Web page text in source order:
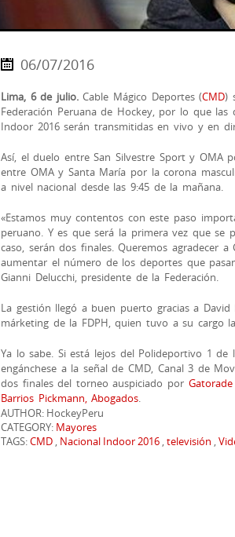
06/07/2016
Lima, 6 de julio.Cable Mágico Deportes (CMD)
Federación Peruana de Hockey, por lo que las
Indoor 2016 serán transmitidas en vivo y en
Así, el duelo entre San Silvestre Sport y OMA
entre OMA y Santa María por la corona
a nivel nacional desde las 9:45 de la mañana.
«Estamos muy contentos con este paso
peruano. Y es que será la primera vez que
caso, serán dos finales. Queremos agradecer
aumentar el número de los deportes que
Gianni Delucchi, presidente de la Federación.
La gestión llegó a buen puerto gracias a
márketing de la FDPH, quien tuvo a su cargo
Ya lo sabe. Si está lejos del Polideportivo 1
engánchese a la señal de CMD, Canal 3 de
dos finales del torneo auspiciado por
Barrios Pickmann, Abogados.
AUTHOR: HockeyPeru
CATEGORY: Mayores
TAGS:CMD , Nacional Indoor 2016 ,televisión ,